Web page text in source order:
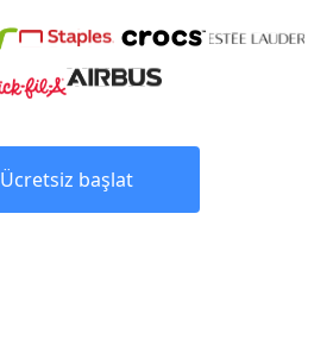
Ücretsiz başlat